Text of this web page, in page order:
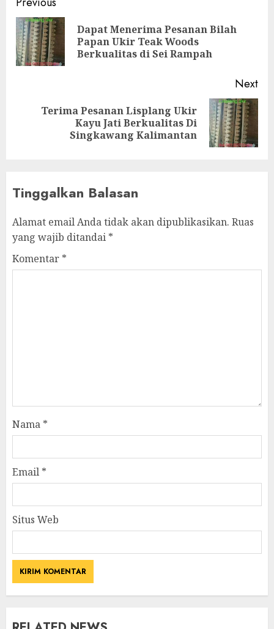
Dapat Menerima Pesanan Bilah
Papan Ukir Teak Woods
Berkualitas di Sei Rampah
Next
Terima Pesanan Lisplang Ukir
Kayu Jati Berkualitas Di
Singkawang Kalimantan
Tinggalkan Balasan
Alamat email Anda tidak akan dipublikasikan. Ruas
yang wajib ditandai *
Komentar *
Nama *
Email *
Situs Web